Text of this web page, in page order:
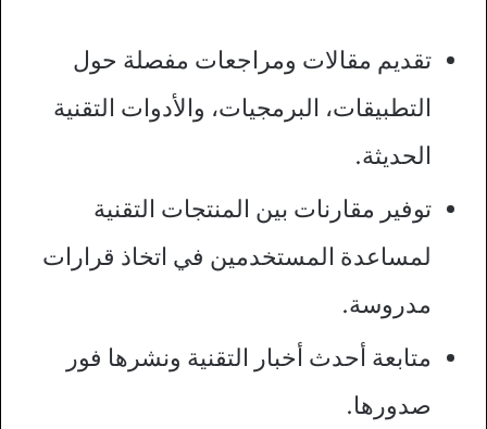
تقديم مقالات ومراجعات مفصلة حول
التطبيقات، البرمجيات، والأدوات التقنية
الحديثة.
توفير مقارنات بين المنتجات التقنية
لمساعدة المستخدمين في اتخاذ قرارات
مدروسة.
متابعة أحدث أخبار التقنية ونشرها فور
صدورها.